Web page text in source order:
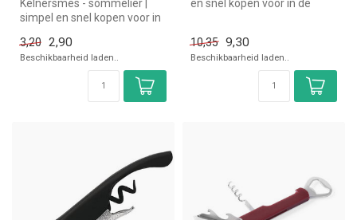
Kelnersmes - sommelier |
simpel en snel kopen voor in
3,20 2,90
Beschikbaarheid laden..
en snel kopen voor in de
10,35 9,30
Beschikbaarheid laden..